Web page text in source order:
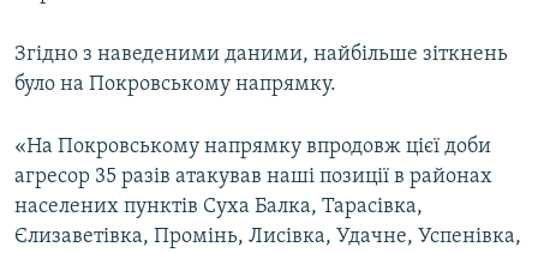
Усі сайти RFE/RL
Згідно з наведеними даними, найбільше зіткнень
було на Покровському напрямку.
«На Покровському напрямку впродовж цієї доби
агресор 35 разів атакував наші позиції в районах
населених пунктів Суха Балка, Тарасівка,
Єлизаветівка, Промінь, Лисівка, Удачне, Успенівка,